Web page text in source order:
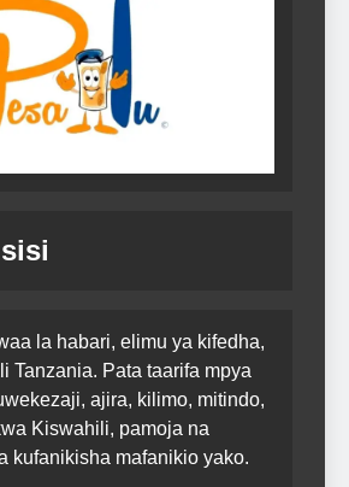
la habari, elimu ya kifedha,
Tanzania. Pata taarifa mpya
ajira, kilimo, mitindo,
Kiswahili, pamoja na
kufanikisha mafanikio yako.